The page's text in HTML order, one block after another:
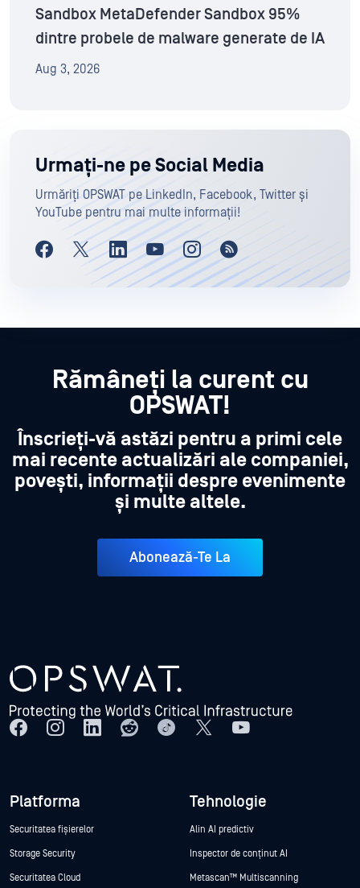
Sandbox MetaDefender Sandbox 95%
dintre probele de malware generate de IA
Aug 3, 2026
Urmați-ne pe Social Media
Urmăriți OPSWAT pe LinkedIn, Facebook, Twitter și
YouTube pentru mai multe informații!
Rămâneți la curent cu
OPSWAT!
Înscrieți-vă astăzi pentru a primi cele
mai recente actualizări ale companiei,
povești, informații despre evenimente
și multe altele.
Abonează-Te La
Platforma
Securitatea fișierelor
Storage Security
Securitatea Cloud
Tehnologie
Alin AI predictiv
Inspector de conținut AI
Metascan™ Multiscanning